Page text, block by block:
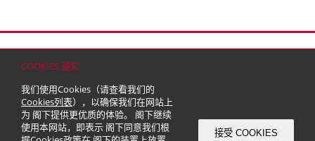
COOKIES 通知
我们使用Cookies（请查看我们的
Cookies列表），以确保我们在网站上
为 阁下提供更优质的体验。 阁下继续
使用本网站，即表示 阁下同意我们根
接受 COOKIES
© 2026 嘉里建设有限公司 (于百慕达注册成立之有限公司)